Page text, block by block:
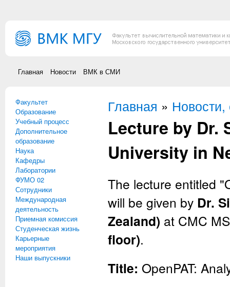
Главная Новости ВМК в СМИ
Факультет
Образование
Учебный процесс
Дополнительное
образование
Наука
Кафедры
Лаборатории
ФУМО 02
Сотрудники
Международная
деятельность
Приемная комиссия
Студенческая жизнь
Карьерные
мероприятия
Наши выпускники
Вы здесь
Главная »
Lecture by Dr.
University in
The lecture entitled
will be given by Dr.
Zealand) at CMC
floor).
Title: OpenPAT: